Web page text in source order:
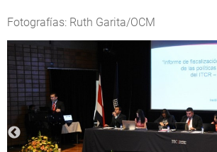
Fotografías: Ruth Garita/OCM